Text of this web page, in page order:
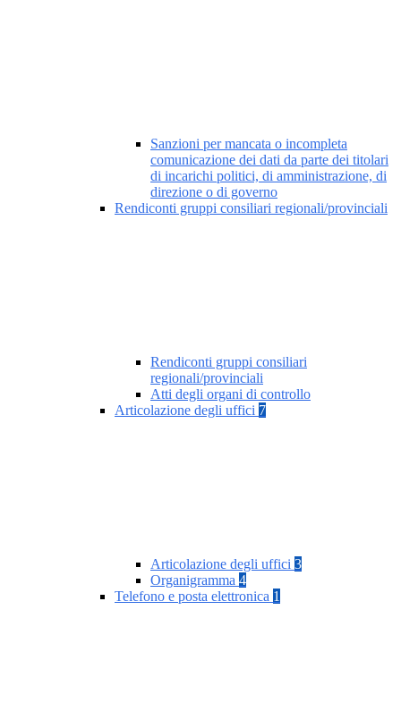
Sanzioni per mancata o incompleta
comunicazione dei dati da parte dei titolari
di incarichi politici, di amministrazione, di
direzione o di governo
Rendiconti gruppi consiliari regionali/provinciali
Rendiconti gruppi consiliari
regionali/provinciali
Atti degli organi di controllo
Articolazione degli uffici 7
Articolazione degli uffici 3
Organigramma 4
Telefono e posta elettronica 1